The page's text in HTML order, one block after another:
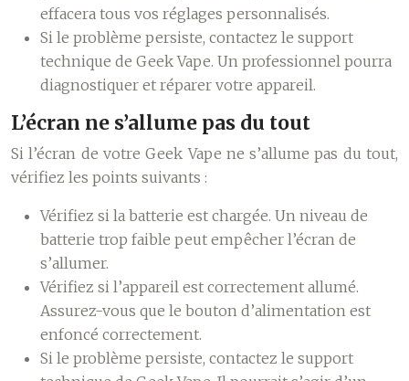
effacera tous vos réglages personnalisés.
Si le problème persiste, contactez le support
technique de Geek Vape. Un professionnel pourra
diagnostiquer et réparer votre appareil.
L’écran ne s’allume pas du tout
Si l’écran de votre Geek Vape ne s’allume pas du tout,
vérifiez les points suivants :
Vérifiez si la batterie est chargée. Un niveau de
batterie trop faible peut empêcher l’écran de
s’allumer.
Vérifiez si l’appareil est correctement allumé.
Assurez-vous que le bouton d’alimentation est
enfoncé correctement.
Si le problème persiste, contactez le support